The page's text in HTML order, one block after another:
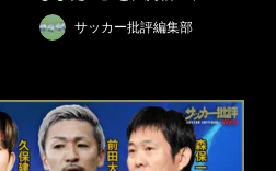
サッカー批評編集部